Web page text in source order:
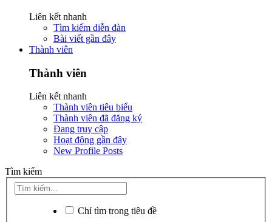
Liên kết nhanh
Tìm kiếm diễn đàn
Bài viết gần đây
Thành viên
Thành viên
Liên kết nhanh
Thành viên tiêu biểu
Thành viên đã đăng ký
Đang truy cập
Hoạt động gần đây
New Profile Posts
Tìm kiếm
Chỉ tìm trong tiêu đề